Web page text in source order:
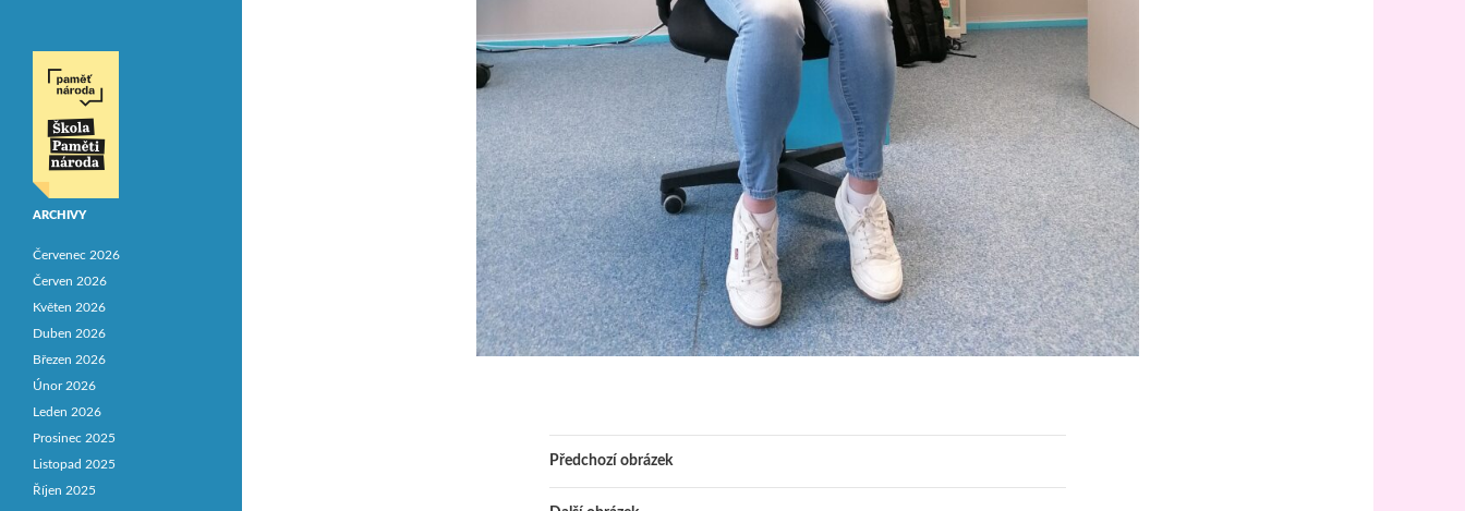
Předchozí obrázek
ARCHIVY
Červenec 2026
Červen 2026
Květen 2026
Duben 2026
Březen 2026
Únor 2026
Leden 2026
Prosinec 2025
Listopad 2025
Říjen 2025